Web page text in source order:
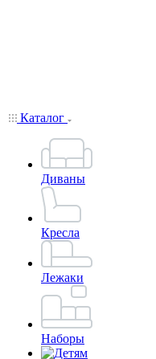
Каталог
Диваны
Кресла
Лежаки
Наборы